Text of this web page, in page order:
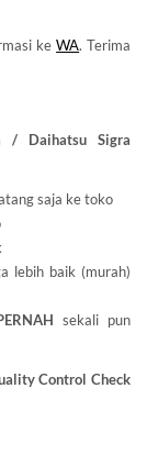
keWA. Terima
/ Daihatsu Sigra
saja ke toko
lebih baik (murah)
sekali pun
Control Check